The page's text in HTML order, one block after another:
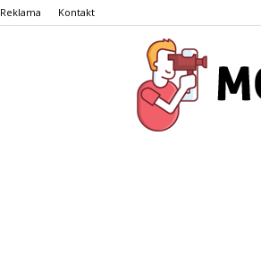
Reklama Kontakt